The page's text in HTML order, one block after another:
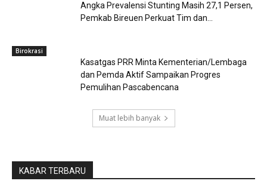
Angka Prevalensi Stunting Masih 27,1 Persen,
Pemkab Bireuen Perkuat Tim dan...
Birokrasi
Kasatgas PRR Minta Kementerian/Lembaga
dan Pemda Aktif Sampaikan Progres
Pemulihan Pascabencana
Muat lebih banyak
KABAR TERBARU